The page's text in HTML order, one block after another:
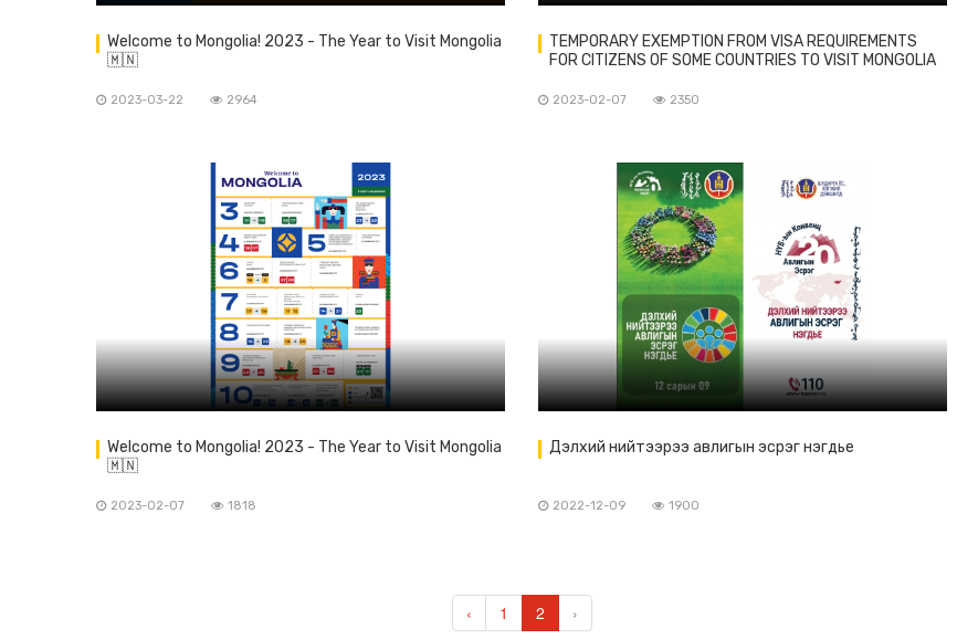
Welcome to Mongolia! 2023 - The Year to Visit Mongolia
🇲🇳
2023-03-22 2964
TEMPORARY EXEMPTION FROM VISA REQUIREMENTS
FOR CITIZENS OF SOME COUNTRIES TO VISIT MONGOLIA
2023-02-07 2350
Welcome to Mongolia! 2023 - The Year to Visit Mongolia
🇲🇳
2023-02-07 1818
Дэлхий нийтээрээ авлигын эсрэг нэгдье
2022-12-09 1900
‹ 1 2 ›